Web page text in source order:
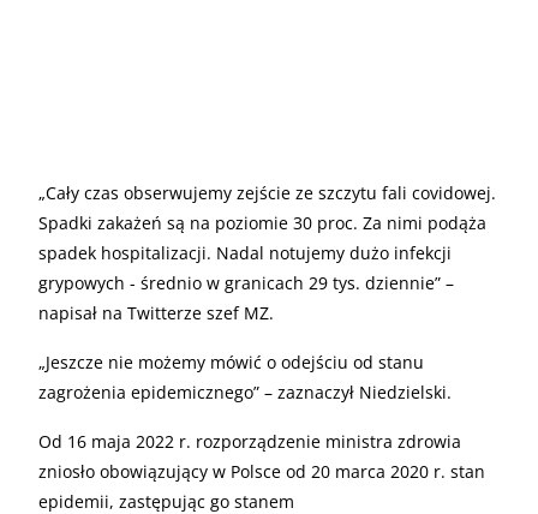
„Cały czas obserwujemy zejście ze szczytu fali covidowej.
Spadki zakażeń są na poziomie 30 proc. Za nimi podąża
spadek hospitalizacji. Nadal notujemy dużo infekcji
grypowych - średnio w granicach 29 tys. dziennie” –
napisał na Twitterze szef MZ.
„Jeszcze nie możemy mówić o odejściu od stanu
zagrożenia epidemicznego” – zaznaczył Niedzielski.
Od 16 maja 2022 r. rozporządzenie ministra zdrowia
zniosło obowiązujący w Polsce od 20 marca 2020 r. stan
epidemii, zastępując go stanem